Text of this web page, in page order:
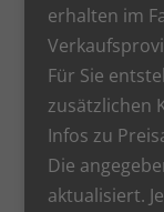
erhalten im
Für Sie
zusätzlichen
Infos zu
Die
aktualisiert.